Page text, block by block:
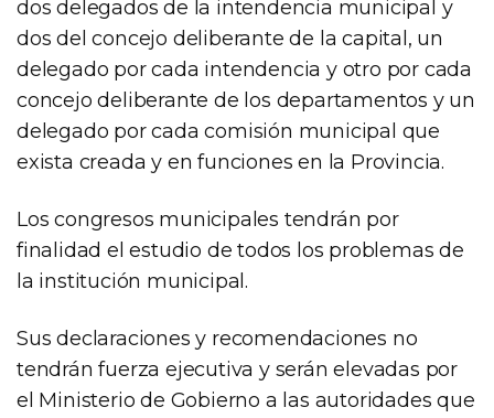
dos delegados de la intendencia municipal y
dos del concejo deliberante de la capital, un
delegado por cada intendencia y otro por cada
concejo deliberante de los departamentos y un
delegado por cada comisión municipal que
exista creada y en funciones en la Provincia.
Los congresos municipales tendrán por
finalidad el estudio de todos los problemas de
la institución municipal.
Sus declaraciones y recomendaciones no
tendrán fuerza ejecutiva y serán elevadas por
el Ministerio de Gobierno a las autoridades que